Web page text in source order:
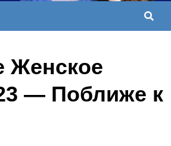
Женское
— Поближе к